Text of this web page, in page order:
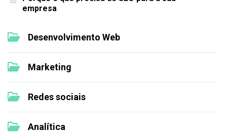
empresa
Desenvolvimento Web
Marketing
Redes sociais
Analítica